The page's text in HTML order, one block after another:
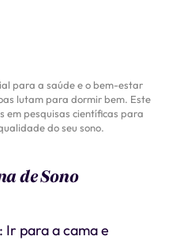
para a saúde e o bem-estar
lutam para dormir bem. Este
em pesquisas científicas para
do seu sono.
de Sono
Ir para a cama e